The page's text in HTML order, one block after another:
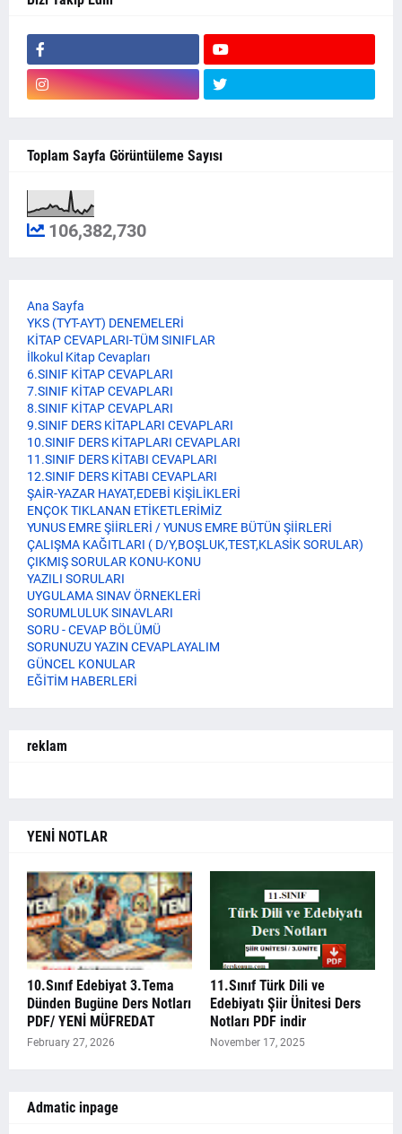
Toplam Sayfa Görüntüleme Sayısı
106,382,730
Ana Sayfa
YKS (TYT-AYT) DENEMELERİ
KİTAP CEVAPLARI-TÜM SINIFLAR
İlkokul Kitap Cevapları
6.SINIF KİTAP CEVAPLARI
7.SINIF KİTAP CEVAPLARI
8.SINIF KİTAP CEVAPLARI
9.SINIF DERS KİTAPLARI CEVAPLARI
10.SINIF DERS KİTAPLARI CEVAPLARI
11.SINIF DERS KİTABI CEVAPLARI
12.SINIF DERS KİTABI CEVAPLARI
ŞAİR-YAZAR HAYAT,EDEBİ KİŞİLİKLERİ
ENÇOK TIKLANAN ETİKETLERİMİZ
YUNUS EMRE ŞİİRLERİ / YUNUS EMRE BÜTÜN ŞİİRLERİ
ÇALIŞMA KAĞITLARI ( D/Y,BOŞLUK,TEST,KLASİK SORULAR)
ÇIKMIŞ SORULAR KONU-KONU
YAZILI SORULARI
UYGULAMA SINAV ÖRNEKLERİ
SORUMLULUK SINAVLARI
SORU - CEVAP BÖLÜMÜ
SORUNUZU YAZIN CEVAPLAYALIM
GÜNCEL KONULAR
EĞİTİM HABERLERİ
reklam
YENİ NOTLAR
10.Sınıf Edebiyat 3.Tema
Dünden Bugüne Ders Notları
PDF/ YENİ MÜFREDAT
February 27, 2026
11.Sınıf Türk Dili ve
Edebiyatı Şiir Ünitesi Ders
Notları PDF indir
November 17, 2025
Admatic inpage